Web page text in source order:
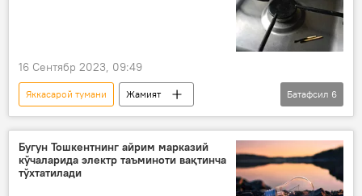
16 Сентябр 2023, 09:49
Яккасарой тумани
Жамият
Ўзбекистон
Тошкент
газ
Тошкентда газ таъминоти тўхтатилиши
Яшнобод тумани
Олмазор тумани
Батафсил 6
Бугун Тошкентнинг айрим марказий
кўчаларида электр таъминоти вақтинча
тўхтатилади